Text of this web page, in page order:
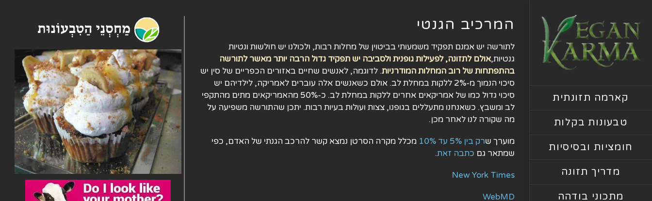
קארמה תזונתית
טבעונות בקלות
חומציות ובסיסיות
מדריך תזונה
מתכוני בודהה
המרכיב הגנטי
לתורשה יש אמנם תפקיד משמעותי בביטוין של מחלות רבות, ולכולנו יש חולשות ונטיות
גנטיות,אולם לתזונה, לפעילות גופנית ולסביבה יש תפקיד גדול הרבה יותר מאשר לתורשה
בהתפתחות של רוב המחלות המודרניות. לדוגמה, לאנשים שחיים באזורים הכפריים של סין יש
סיכוי הנמוך מ-2% ללקות במחלת לב. אולם כשאנשים אלה עוברים לאמריקה, לילדיהם יש
סיכוי גדול כמו של אמריקאים אחרים ללקות במחלת לב. כ-50% מהאמריקאים מתים מהתקפי
לב ומשבץ. כשאנחנו מתעללים בגופנו, צצות ועולות בעיות רבות. יתכן שהתורשה משפיעה על
מה שקורה לנו לאחר מכן.
מוערך שרק בין 5% עד 10%
מכלל מקרה הסרטן נמצא קשר להרכב הגנתי של האדם, כפי
שמתאר גם כתבה זאת.
New York Times
WebMD